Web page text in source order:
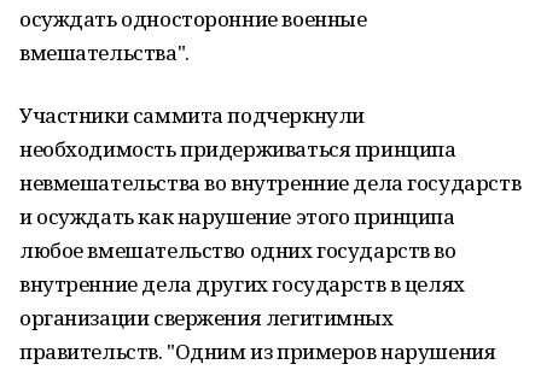
осуждать односторонние военные
вмешательства".
Участники саммита подчеркнули
необходимость придерживаться принципа
невмешательства во внутренние дела государств
и осуждать как нарушение этого принципа
любое вмешательство одних государств во
внутренние дела других государств в целях
организации свержения легитимных
правительств. "Одним из примеров нарушения